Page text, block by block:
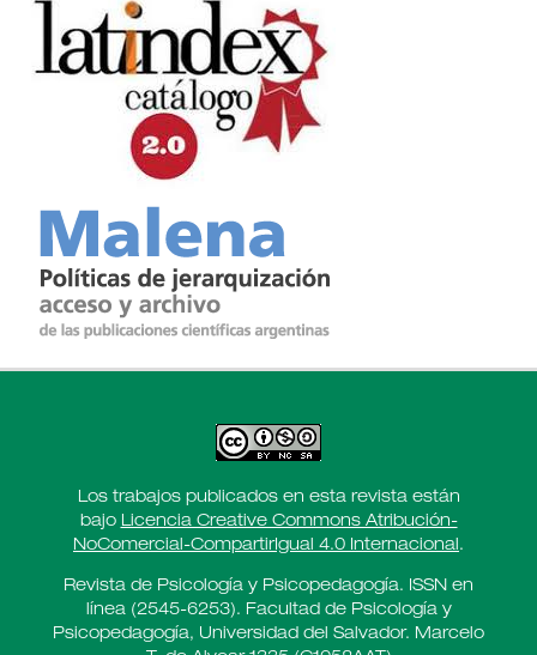
Los trabajos publicados en esta revista están
bajo Licencia Creative Commons Atribución-
NoComercial-CompartirIgual 4.0 Internacional .
Revista de Psicología y Psicopedagogía. ISSN en
línea (2545-6253). Facultad de Psicología y
Psicopedagogía, Universidad del Salvador. Marcelo